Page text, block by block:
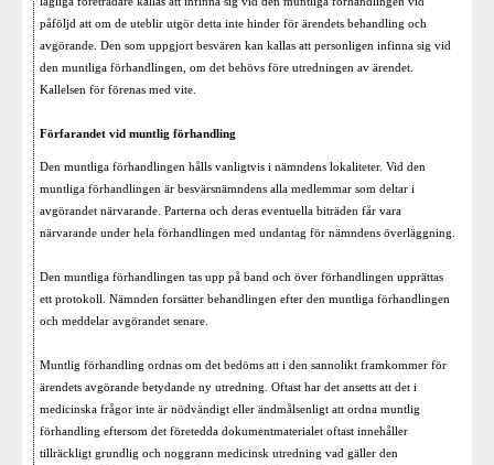
påföljd att om de uteblir utgör detta inte hinder för ärendets behandling och
avgörande. Den som uppgjort besvären kan kallas att personligen infinna sig vid
den muntliga förhandlingen, om det behövs före utredningen av ärendet.
Kallelsen för förenas med vite.
Förfarandet vid muntlig förhandling
Den muntliga förhandlingen hålls vanligtvis i nämndens lokaliteter. Vid den
muntliga förhandlingen är besvärsnämndens alla medlemmar som deltar i
avgörandet närvarande. Parterna och deras eventuella biträden får vara
närvarande under hela förhandlingen med undantag för nämndens överläggning.
Den muntliga förhandlingen tas upp på band och över förhandlingen upprättas
ett protokoll. Nämnden forsätter behandlingen efter den muntliga förhandlingen
och meddelar avgörandet senare.
Muntlig förhandling ordnas om det bedöms att i den sannolikt framkommer för
ärendets avgörande betydande ny utredning. Oftast har det ansetts att det i
medicinska frågor inte är nödvändigt eller ändmålsenligt att ordna muntlig
förhandling eftersom det företedda dokumentmaterialet oftast innehåller
tillräckligt grundlig och noggrann medicinsk utredning vad gäller den